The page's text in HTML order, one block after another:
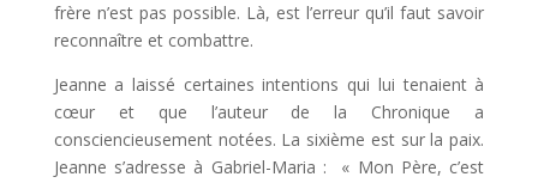
frère n’est pas possible. Là, est l’erreur qu’il faut savoir
reconnaître et combattre.
Jeanne a laissé certaines intentions qui lui tenaient à
cœur et que l’auteur de la Chronique a
consciencieusement notées. La sixième est sur la paix.
Jeanne s’adresse à Gabriel-Maria : « Mon Père, c’est